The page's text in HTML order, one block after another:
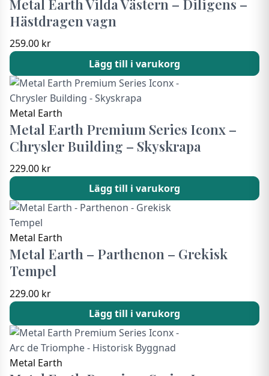
Metal Earth Vilda Västern – Diligens –
Hästdragen vagn
259.00 kr
Lägg till i varukorg
Metal Earth
Metal Earth Premium Series Iconx –
Chrysler Building – Skyskrapa
229.00 kr
Lägg till i varukorg
Metal Earth
Metal Earth – Parthenon – Grekisk
Tempel
229.00 kr
Lägg till i varukorg
Metal Earth